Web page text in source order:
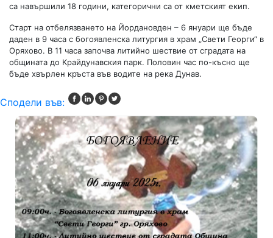
са навършили 18 години, категорични са от кметският екип.
Старт на отбелязването на Йордановден – 6 януари ще бъде
даден в 9 часа с богоявленска литургия в храм „Свети Георги“ в
Оряхово. В 11 часа започва литийно шествие от сградата на
общината до Крайдунавския парк. Половин час по-късно ще
бъде хвърлен кръста във водите на река Дунав.
Сподели във: